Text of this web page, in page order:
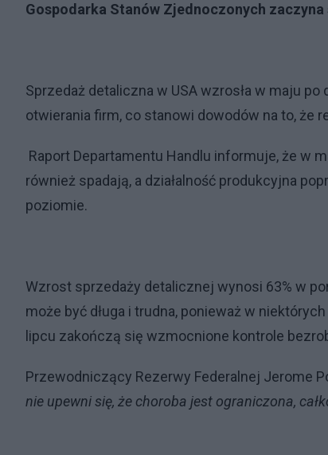
Gospodarka Stanów Zjednoczonych
Sprzedaż detaliczna w USA wzrosła w maju
otwierania firm, co stanowi dowodów na to, że
Raport Departamentu Handlu informuje, że w
również spadają, a działalność produkcyjna
poziomie.
Wzrost sprzedaży detalicznej wynosi 63% w
może być długa i trudna, ponieważ w
lipcu zakończą się wzmocnione kontrole
Przewodniczący Rezerwy Federalnej Jerome
nie upewni się, że choroba jest ograniczona,